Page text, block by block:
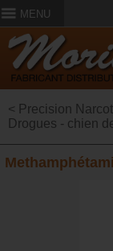
MENU
< Precision
Drogues - chien